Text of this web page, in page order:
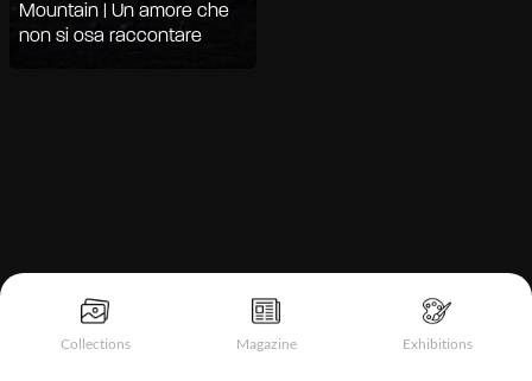
Collections Magazine Exhibitions
Mountain | Un amore che
non si osa raccontare
Informativa sulla raccolta